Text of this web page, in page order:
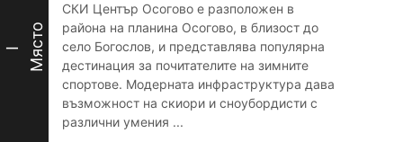
I Място
СКИ Център Осогово е разположен в
района на планина Осогово, в близост до
село Богослов, и представлява популярна
дестинация за почитателите на зимните
спортове. Модерната инфраструктура дава
възможност на скиори и сноубордисти с
различни умения ...